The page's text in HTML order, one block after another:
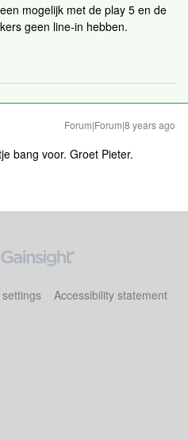
mogelijk met de play 5 en de
geen line-in hebben.
Forum|Forum|8 years ago
bang voor. Groet Pieter.
Accessibility statement